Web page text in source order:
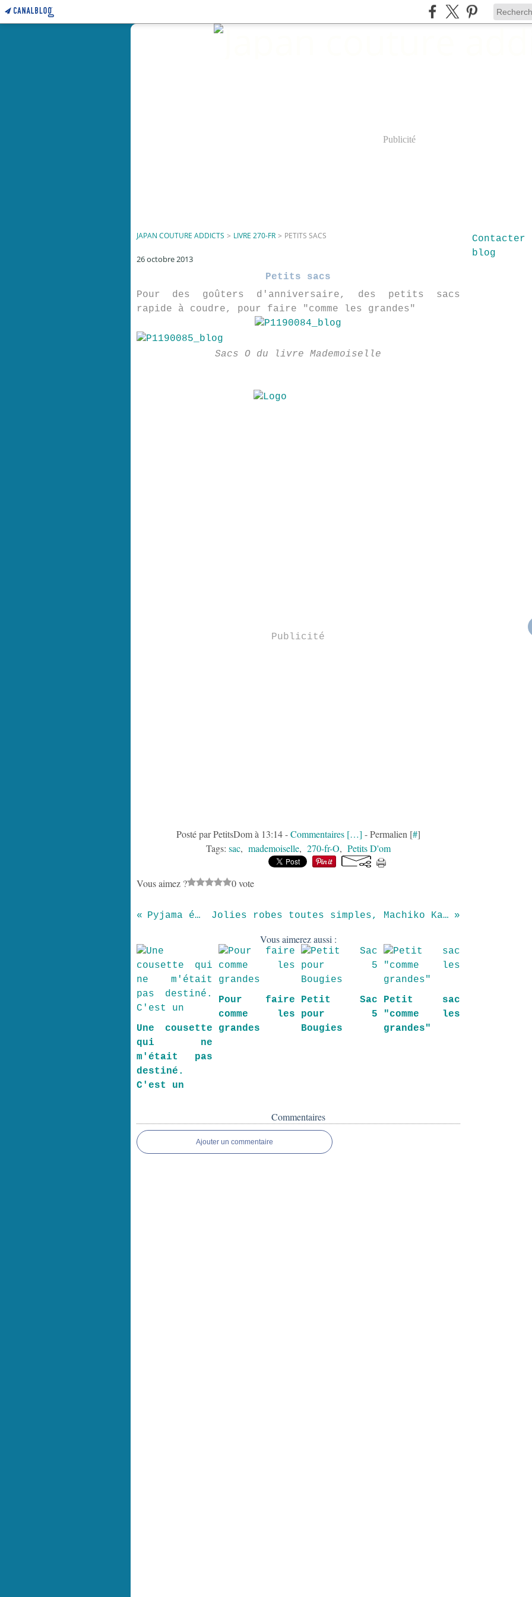
Publicité
JAPAN COUTURE ADDICTS > LIVRE 270-FR > PETITS SACS
26 octobre 2013
Petits sacs
Pour des goûters d'anniversaire, des petits sacs
rapide à coudre, pour faire "comme les grandes"
Sacs O du livre Mademoiselle
Publicité
Posté par PetitsDom à 13:14 -Commentaires […] - Permalien [#]
Tags: sac, mademoiselle, 270-fr-O, Petits D'om
Vous aimez ? 0 vote
Pyjama étoilé Jolies robes toutes simples, Machiko Kayaki - modèle d
Vous aimerez aussi :
Une cousette
qui ne
m'était pas
destiné.
C'est un
Pour faire
comme les
grandes
Petit Sac
pour 5
Bougies
Petit sac
"comme les
grandes"
Commentaires
Ajouter un commentaire
blog